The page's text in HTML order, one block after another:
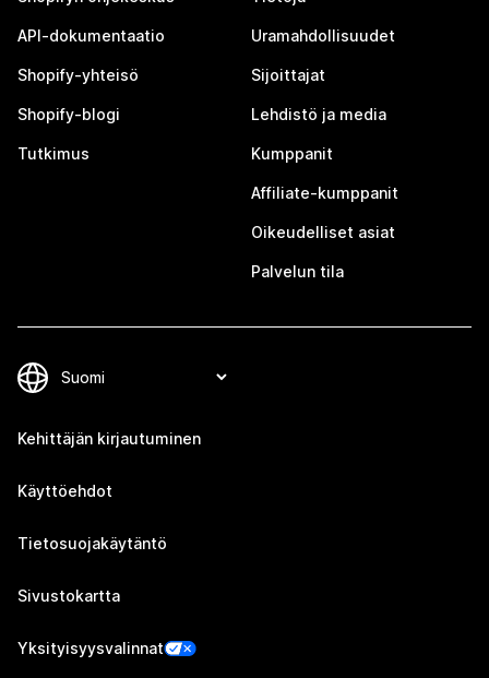
API-dokumentaatio
Shopify-yhteisö
Shopify-blogi
Tutkimus
Uramahdollisuudet
Sijoittajat
Lehdistö ja media
Kumppanit
Affiliate-kumppanit
Oikeudelliset asiat
Palvelun tila
Kehittäjän kirjautuminen
Käyttöehdot
Tietosuojakäytäntö
Sivustokartta
Yksityisyysvalinnat